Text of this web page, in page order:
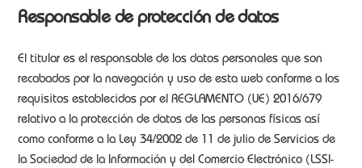
Responsable de protección de datos
El titular es el responsable de los datos personales que son
recabados por la navegación y uso de esta web conforme a los
requisitos establecidos por el REGLAMENTO (UE) 2016/679
relativo a la protección de datos de las personas físicas así
como conforme a la Ley 34/2002 de 11 de julio de Servicios de
la Sociedad de la Información y del Comercio Electrónico (LSSI-